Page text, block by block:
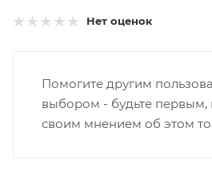
Нет оценок
Помогите другим
выбором - будьте первым,
своим мнением об этом